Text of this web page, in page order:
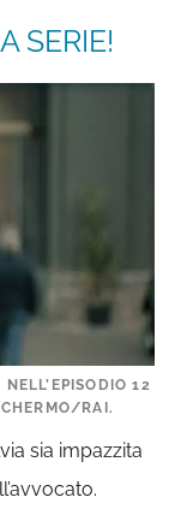
SERIE!
12
RAI.
sia impazzita